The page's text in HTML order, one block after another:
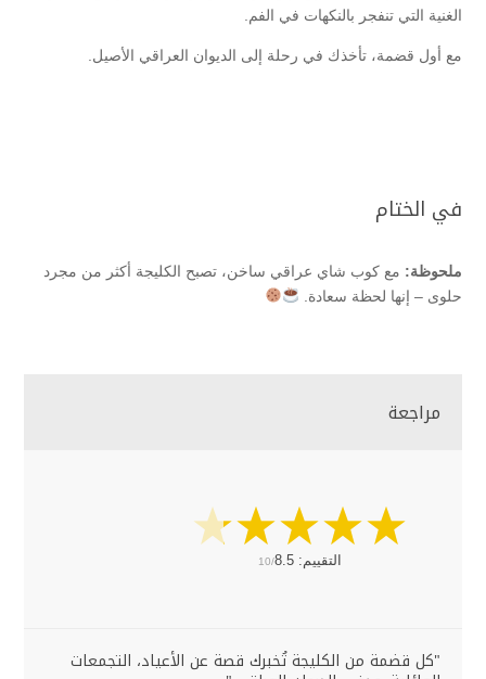
الغنية التي تنفجر بالنكهات في الفم.
مع أول قضمة، تأخذك في رحلة إلى الديوان العراقي الأصيل.
في الختام
ملحوظة: مع كوب شاي عراقي ساخن، تصبح الكليجة أكثر من مجرد
حلوى – إنها لحظة سعادة.
مراجعة
التقييم: 10/8.5
"كل قضمة من الكليجة تُخبرك قصة عن الأعياد، التجمعات